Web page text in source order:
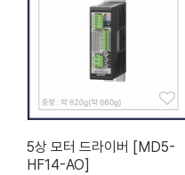
5상 모터 드라이버 [MD5-
HF14-AO]